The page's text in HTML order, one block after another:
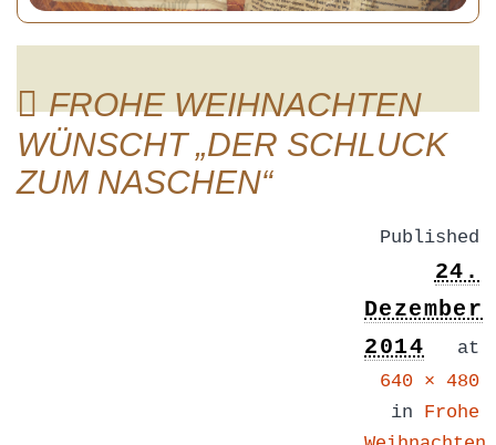
FROHE WEIHNACHTEN
WÜNSCHT „DER SCHLUCK
ZUM NASCHEN“
Published
24.
Dezember
2014
at
640 × 480
in Frohe